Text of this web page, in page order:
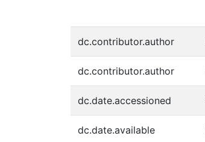
dc.contributor.author
dc.contributor.author
dc.date.accessioned
dc.date.available